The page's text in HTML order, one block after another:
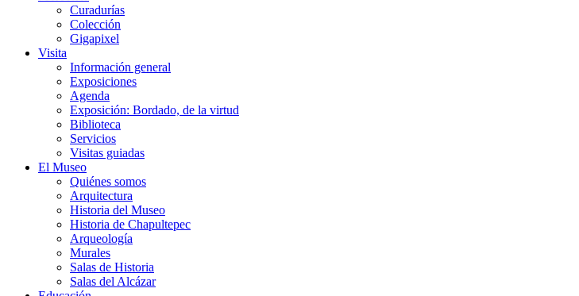
Curadurías
Colección
Gigapixel
Visita
Información general
Exposiciones
Agenda
Exposición: Bordado, de la virtud
Biblioteca
Servicios
Visitas guiadas
El Museo
Quiénes somos
Arquitectura
Historia del Museo
Historia de Chapultepec
Arqueología
Murales
Salas de Historia
Salas del Alcázar